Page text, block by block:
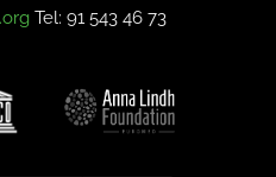
Tel: 91 543 46 73